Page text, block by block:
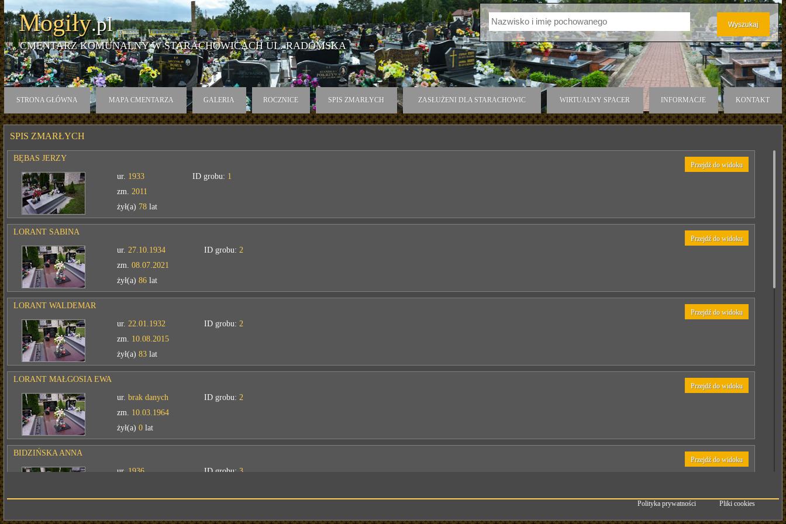
Mogiły.pl
CMENTARZ KOMUNALNY W STARACHOWICACH UL. RADOMSKA
STRONA GŁÓWNA MAPA CMENTARZA GALERIA ROCZNICE SPIS ZMARŁYCH ZASŁUŻENI DLA STARACHOWIC WIRTUALNY SPACER INFORMACJE KONTAKT
SPIS ZMARŁYCH
BĘBAS JERZY
Przejdź do widoku
ur. 1933
zm. 2011
żył(a) 78lat
ID grobu: 1
LORANT SABINA
Przejdź do widoku
ur. 27.10.1934
zm. 08.07.2021
żył(a) 86lat
ID grobu: 2
LORANT WALDEMAR
Przejdź do widoku
ur. 22.01.1932
zm. 10.08.2015
żył(a) 83lat
ID grobu: 2
LORANT MAŁGOSIA EWA
Przejdź do widoku
ur. brak danych
zm. 10.03.1964
żył(a) 0lat
ID grobu: 2
BIDZIŃSKA ANNA
Przejdź do widoku
ur. 1936
żył(a)76lat
ID grobu: 3
Polityka prywatności Pliki cookies